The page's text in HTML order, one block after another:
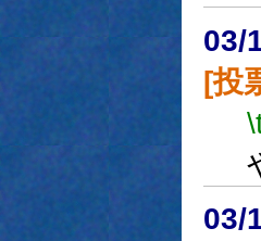
03/
[投
03/